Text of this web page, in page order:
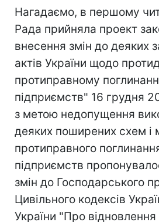
Нагадаємо, в першому
Рада прийняла проект
внесення змін до деяких
актів України щодо
протиправному
підприємств" 16 грудня
з метою недопущення
деяких поширених схем і
протиправного
підприємств
змін до Господарського
Цивільного кодексів
України "Про відновлення